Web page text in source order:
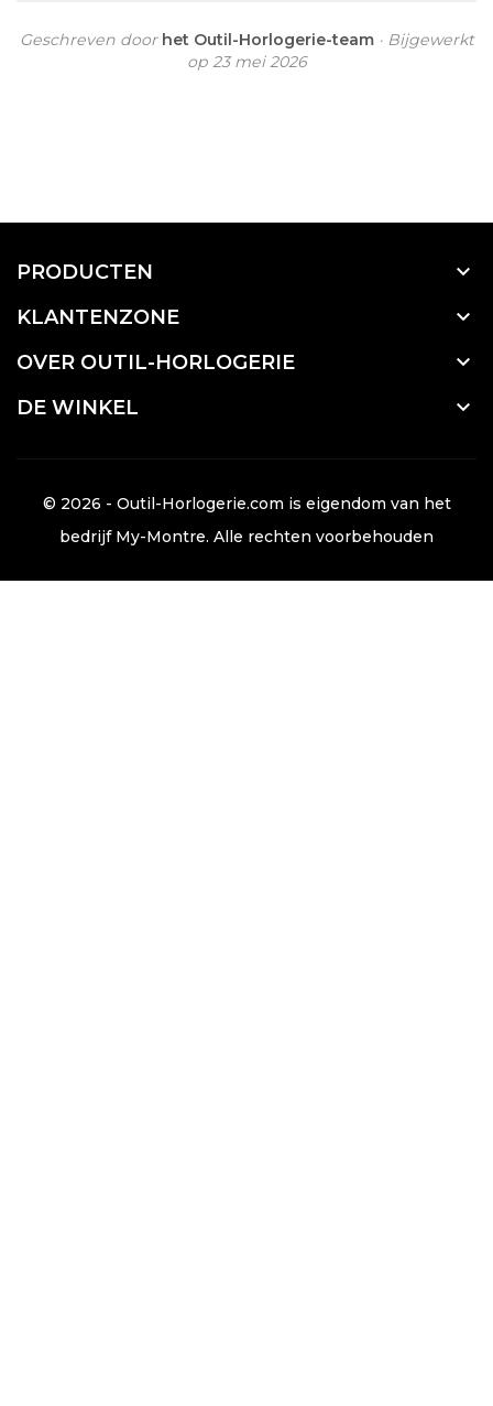
Geschreven door het Outil-Horlogerie-team· Bijgewerkt
op 23 mei 2026
PRODUCTEN 
KLANTENZONE 
OVER OUTIL-HORLOGERIE 
DE WINKEL 
© 2026 - Outil-Horlogerie.com is eigendom van het
bedrijf My-Montre. Alle rechten voorbehouden